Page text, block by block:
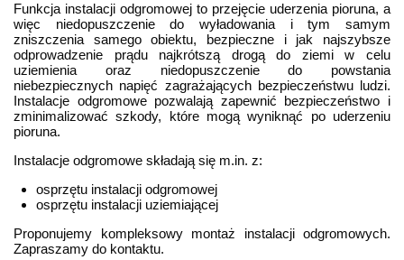
Funkcja instalacji odgromowej to przejęcie uderzenia pioruna, a
więc niedopuszczenie do wyładowania i tym samym
zniszczenia samego obiektu, bezpieczne i jak najszybsze
odprowadzenie prądu najkrótszą drogą do ziemi w celu
uziemienia oraz niedopuszczenie do powstania
niebezpiecznych napięć zagrażających bezpieczeństwu ludzi.
Instalacje odgromowe pozwalają zapewnić bezpieczeństwo i
zminimalizować szkody, które mogą wyniknąć po uderzeniu
pioruna.
Instalacje odgromowe składają się m.in. z:
osprzętu instalacji odgromowej
osprzętu instalacji uziemiającej
Proponujemy kompleksowy montaż instalacji odgromowych.
Zapraszamy do kontaktu.